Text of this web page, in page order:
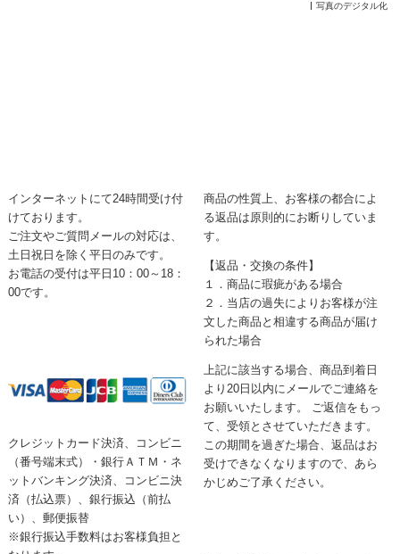
写真のデジタル化
インターネットにて24時間受け付
けております。
ご注文やご質問メールの対応は、
土日祝日を除く平日のみです。
お電話の受付は平日10：00～18：
00です。
クレジットカード決済、コンビニ
（番号端末式）・銀行ＡＴＭ・ネ
ットバンキング決済、コンビニ決
済（払込票）、銀行振込（前払
い）、郵便振替
※銀行振込手数料はお客様負担と
商品の性質上、お客様の都合によ
る返品は原則的にお断りしていま
す。
【返品・交換の条件】
１．商品に瑕疵がある場合
２．当店の過失によりお客様が注
文した商品と相違する商品が届け
られた場合
上記に該当する場合、商品到着日
より20日以内にメールでご連絡を
お願いいたします。 ご返信をもっ
て、受領とさせていただきます。
この期間を過ぎた場合、返品はお
受けできなくなりますので、あら
かじめご了承ください。